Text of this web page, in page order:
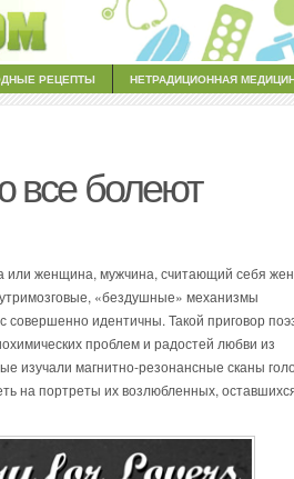
РЕЦЕПТЫ НЕТРАДИЦИОННАЯ
все болеют
или женщина, мужчина, считающий себя
«бездушные» механизмы
совершенно идентичны. Такой приговор
проблем и радостей любви из
изучали магнитно-резонансные сканы
на портреты их возлюбленных,